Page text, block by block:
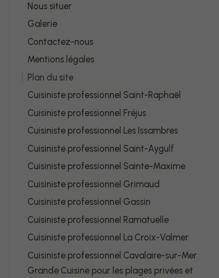
Nous situer
Galerie
Contactez-nous
Mentions légales
Plan du site
Cuisiniste professionnel Saint-Raphaël
Cuisiniste professionnel Fréjus
Cuisiniste professionnel Les Issambres
Cuisiniste professionnel Saint-Aygulf
Cuisiniste professionnel Sainte-Maxime
Cuisiniste professionnel Grimaud
Cuisiniste professionnel Gassin
Cuisiniste professionnel Ramatuelle
Cuisiniste professionnel La Croix-Valmer
Cuisiniste professionnel Cavalaire-sur-Mer
Grande Cuisine pour les plages privées et